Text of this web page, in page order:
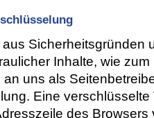
Sicherheitsgründen
Inhalte, wie
uns als
Eine
des Browsers